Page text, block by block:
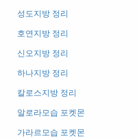
성도지방 정리
호연지방 정리
신오지방 정리
하나지방 정리
칼로스지방 정리
알로라모습 포켓몬
가라르모습 포켓몬